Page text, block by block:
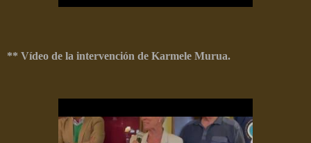
** Vídeo de la intervención de Karmele Murua.